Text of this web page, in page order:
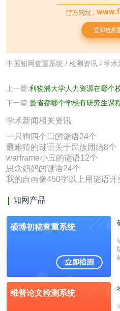
中国知网查重系统 / 检测资讯 / 学术
上一篇:利物浦大学人力资源在哪个
下一篇:曼省都哪个学校有研究生课
学术新闻相关资讯
一只狗四个口的谜语24个
最难猜的谜语关于民族团结8个
warframe小丑的谜语12个
思念妈妈的谜语24个
我的自画像450字以上用谜语开
知网产品
硕博初稿查重系统
维普论文检测系统